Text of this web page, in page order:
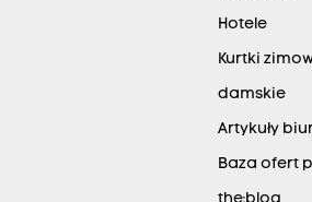
Hotele
Kurtki
damskie
Artykuły
Baza ofert